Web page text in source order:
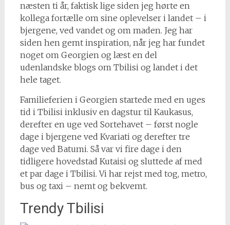
næsten ti år, faktisk lige siden jeg hørte en
kollega fortælle om sine oplevelser i landet – i
bjergene, ved vandet og om maden. Jeg har
siden hen gemt inspiration, når jeg har fundet
noget om Georgien og læst en del
udenlandske blogs om Tbilisi og landet i det
hele taget.
Familieferien i Georgien startede med en uges
tid i Tbilisi inklusiv en dagstur til Kaukasus,
derefter en uge ved Sortehavet – først nogle
dage i bjergene ved Kvariati og derefter tre
dage ved Batumi. Så var vi fire dage i den
tidligere hovedstad Kutaisi og sluttede af med
et par dage i Tbilisi. Vi har rejst med tog, metro,
bus og taxi – nemt og bekvemt.
Trendy Tbilisi